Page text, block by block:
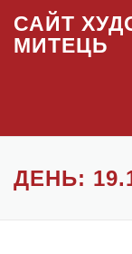
Skip to content
САЙТ
МИТЕЦЬ
ДЕНЬ: